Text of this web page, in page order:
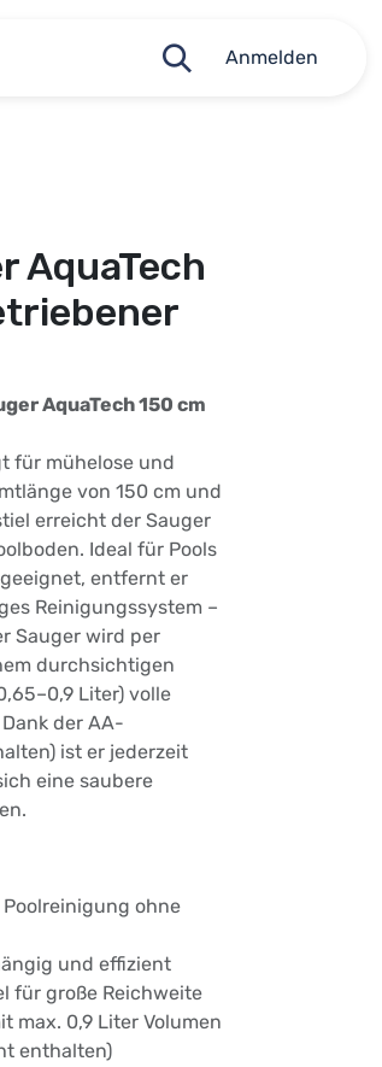
Anmelden
AquaTech
AquaTech 150 cm
für mühelose und
von 150 cm und
erreicht der Sauger
Ideal für Pools
entfernt er
Reinigungssystem –
Sauger wird per
durchsichtigen
Liter) volle
der AA-
ist er jederzeit
eine saubere
ohne
und effizient
für große Reichweite
max. 0,9 Liter Volumen
enthalten)